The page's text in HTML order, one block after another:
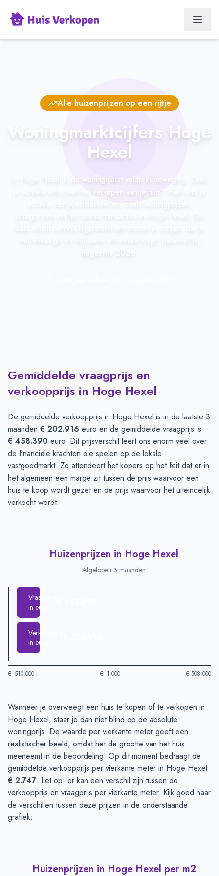
Alle huizenprijzen op een rijtje
Woningmarktcijfers Hoge
Hexel
In Hoge Hexel is de woningmarkt volop in beweging. Zoek
je actuele info over het verkopen van je huis? Hier vind je
Gemiddelde vraagprijs en
verkoopprijs in Hoge Hexel
De gemiddelde verkoopprijs in Hoge Hexel is in de laatste 3
maanden € 202.916 euro en de gemiddelde vraagprijs is
€ 458.390 euro. Dit prijsverschil leert ons enorm veel over
de financiële krachten die spelen op de lokale
vastgoedmarkt. Zo attendeert het kopers op het feit dat er in
het algemeen een marge zit tussen de prijs waarvoor een
huis te koop wordt gezet en de prijs waarvoor het uiteindelijk
verkocht wordt:
Huizenprijzen in Hoge Hexel
Afgelopen 3 maanden
Vraagprijs
in euro's
Verkoopprijs
in euro's
€ -510.000 € -1.000 € 508.000
Huizenprijzen in Hoge Hexel-Afgelopen 3 maanden
Type
Bedrag
Vraagprijs in euro's
€ 458.390
Verkoopprijs in euro's
€ 202.916
Wanneer je overweegt een huis te kopen of te verkopen in
Hoge Hexel, staar je dan niet blind op de absolute
woningprijs. De waarde per vierkante meter geeft een
realistischer beeld, omdat het de grootte van het huis
meeneemt in de beoordeling. Op dit moment bedraagt de
gemiddelde verkoopprijs per vierkante meter in Hoge Hexel
€ 2.747. Let op: er kan een verschil zijn tussen de
verkoopprijs en vraagprijs per vierkante meter. Kijk goed naar
de verschillen tussen deze prijzen in de onderstaande
grafiek:
Huizenprijzen in Hoge Hexel per m2